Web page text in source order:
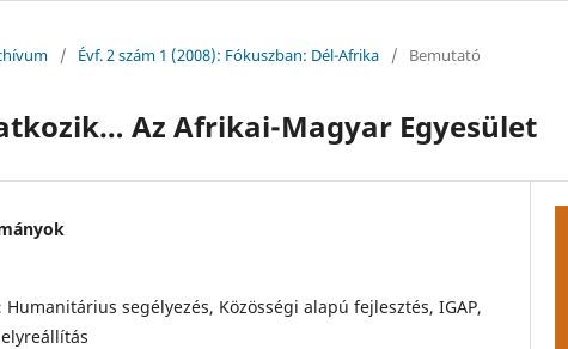
/ Évf. 2 szám 1 (2008): Fókuszban: Dél-Afrika / Bemutató
Az Afrikai-Magyar Egyesület
Humanitárius segélyezés, Közösségi alapú fejlesztés, IGAP,